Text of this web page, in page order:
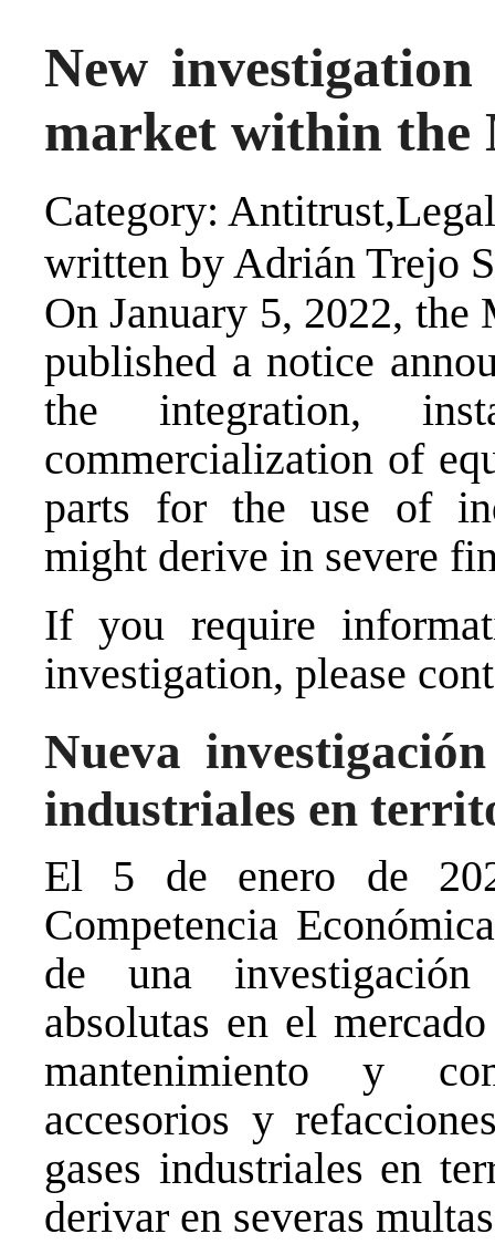
New
market within
Category:
written by Adrián Trejo
On January 5, 2022,
published a notice
the integration,
commercialization of
parts for the use of
might derive in severe
If you require
investigation, please
Nueva
industriales en
El 5 de enero de
Competencia
de una
absolutas en el
mantenimiento y
accesorios y
gases industriales en
derivar en severas